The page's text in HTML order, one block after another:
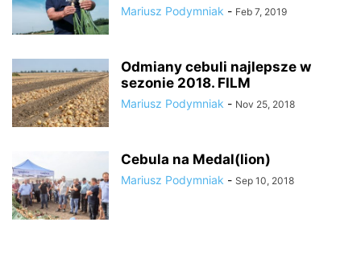
Mariusz Podymniak - Feb 7, 2019
Odmiany cebuli najlepsze w
sezonie 2018. FILM
Mariusz Podymniak - Nov 25, 2018
Cebula na Medal(lion)
Mariusz Podymniak - Sep 10, 2018